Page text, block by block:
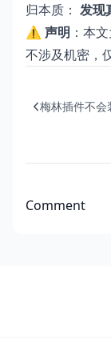
归本质： 发现
⚠️ 声明 ：本
不涉及机密，
梅林插件不会
Comment